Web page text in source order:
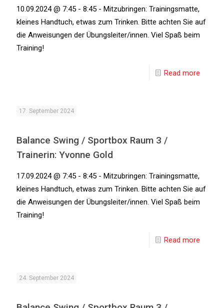
10.09.2024 @ 7:45 - 8:45 - Mitzubringen: Trainingsmatte,
kleines Handtuch, etwas zum Trinken. Bitte achten Sie auf
die Anweisungen der Übungsleiter/innen. Viel Spaß beim
Training!
Read more
17. September 2024
Balance Swing / Sportbox Raum 3 /
Trainerin: Yvonne Gold
17.09.2024 @ 7:45 - 8:45 - Mitzubringen: Trainingsmatte,
kleines Handtuch, etwas zum Trinken. Bitte achten Sie auf
die Anweisungen der Übungsleiter/innen. Viel Spaß beim
Training!
Read more
24. September 2024